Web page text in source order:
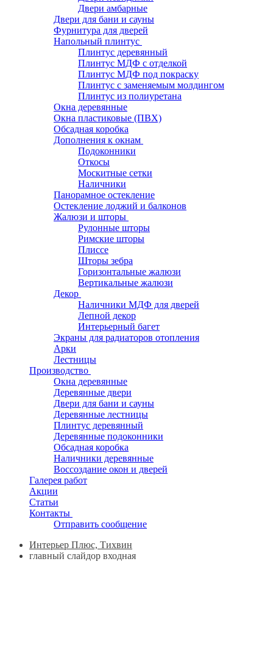
Двери амбарные
Двери для бани и сауны
Фурнитура для дверей
Напольный плинтус
Плинтус деревянный
Плинтус МДФ с отделкой
Плинтус МДФ под покраску
Плинтус с заменяемым молдингом
Плинтус из полиуретана
Окна деревянные
Окна пластиковые (ПВХ)
Обсадная коробка
Дополнения к окнам
Подоконники
Откосы
Москитные сетки
Наличники
Панорамное остекление
Остекление лоджий и балконов
Жалюзи и шторы
Рулонные шторы
Римские шторы
Плиссе
Шторы зебра
Горизонтальные жалюзи
Вертикальные жалюзи
Декор
Наличники МДФ для дверей
Лепной декор
Интерьерный багет
Экраны для радиаторов отопления
Арки
Лестницы
Производство
Окна деревянные
Деревянные двери
Двери для бани и сауны
Деревянные лестницы
Плинтус деревянный
Деревянные подоконники
Обсадная коробка
Наличники деревянные
Воссоздание окон и дверей
Галерея работ
Акции
Статьи
Контакты
Отправить сообщение
Интерьер Плюс, Тихвин
главный слайдор входная